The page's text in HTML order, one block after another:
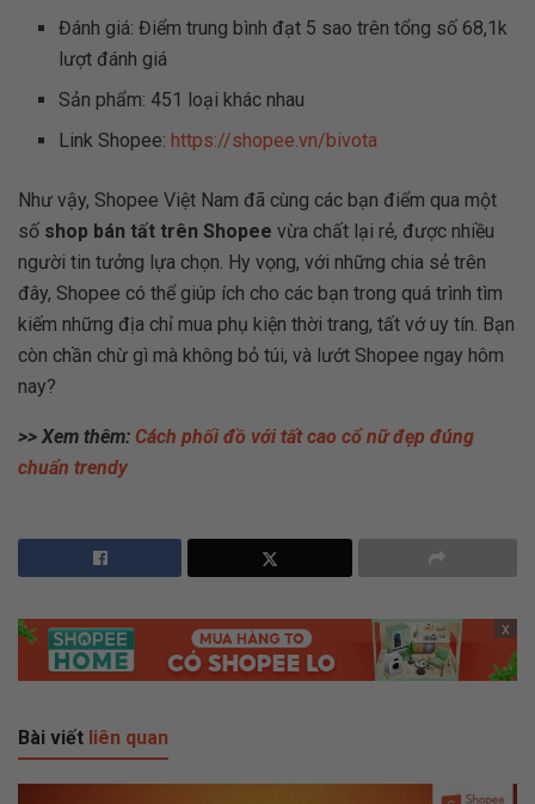
Đánh giá: Điểm trung bình đạt 5 sao trên tổng số 68,1k
lượt đánh giá
Sản phẩm: 451 loại khác nhau
Link Shopee:https://shopee.vn/bivota
Như vậy, Shopee Việt Nam đã cùng các bạn điểm qua một
số shop bán tất trên Shopee vừa chất lại rẻ, được nhiều
người tin tưởng lựa chọn. Hy vọng, với những chia sẻ trên
đây, Shopee có thể giúp ích cho các bạn trong quá trình tìm
kiếm những địa chỉ mua phụ kiện thời trang, tất vớ uy tín. Bạn
còn chần chừ gì mà không bỏ túi, và lướt Shopee ngay hôm
nay?
>> Xem thêm: Cách phối đồ với tất cao cổ nữ đẹp đúng
chuẩn trendy
x
Bài viết liên quan